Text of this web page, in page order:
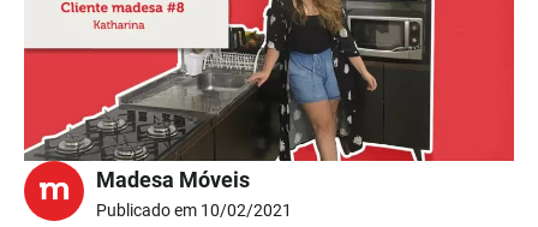
Madesa Móveis
Publicado em 10/02/2021